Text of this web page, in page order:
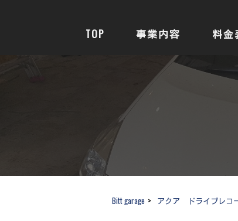
TOP 事業内容 料金
Bitt garage > アクア ドライブレコ